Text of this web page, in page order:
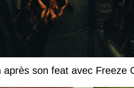
son feat avec Freeze